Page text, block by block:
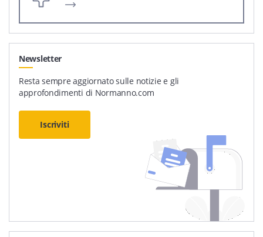
Newsletter
Resta sempre aggiornato sulle notizie e gli
approfondimenti di Normanno.com
Iscriviti